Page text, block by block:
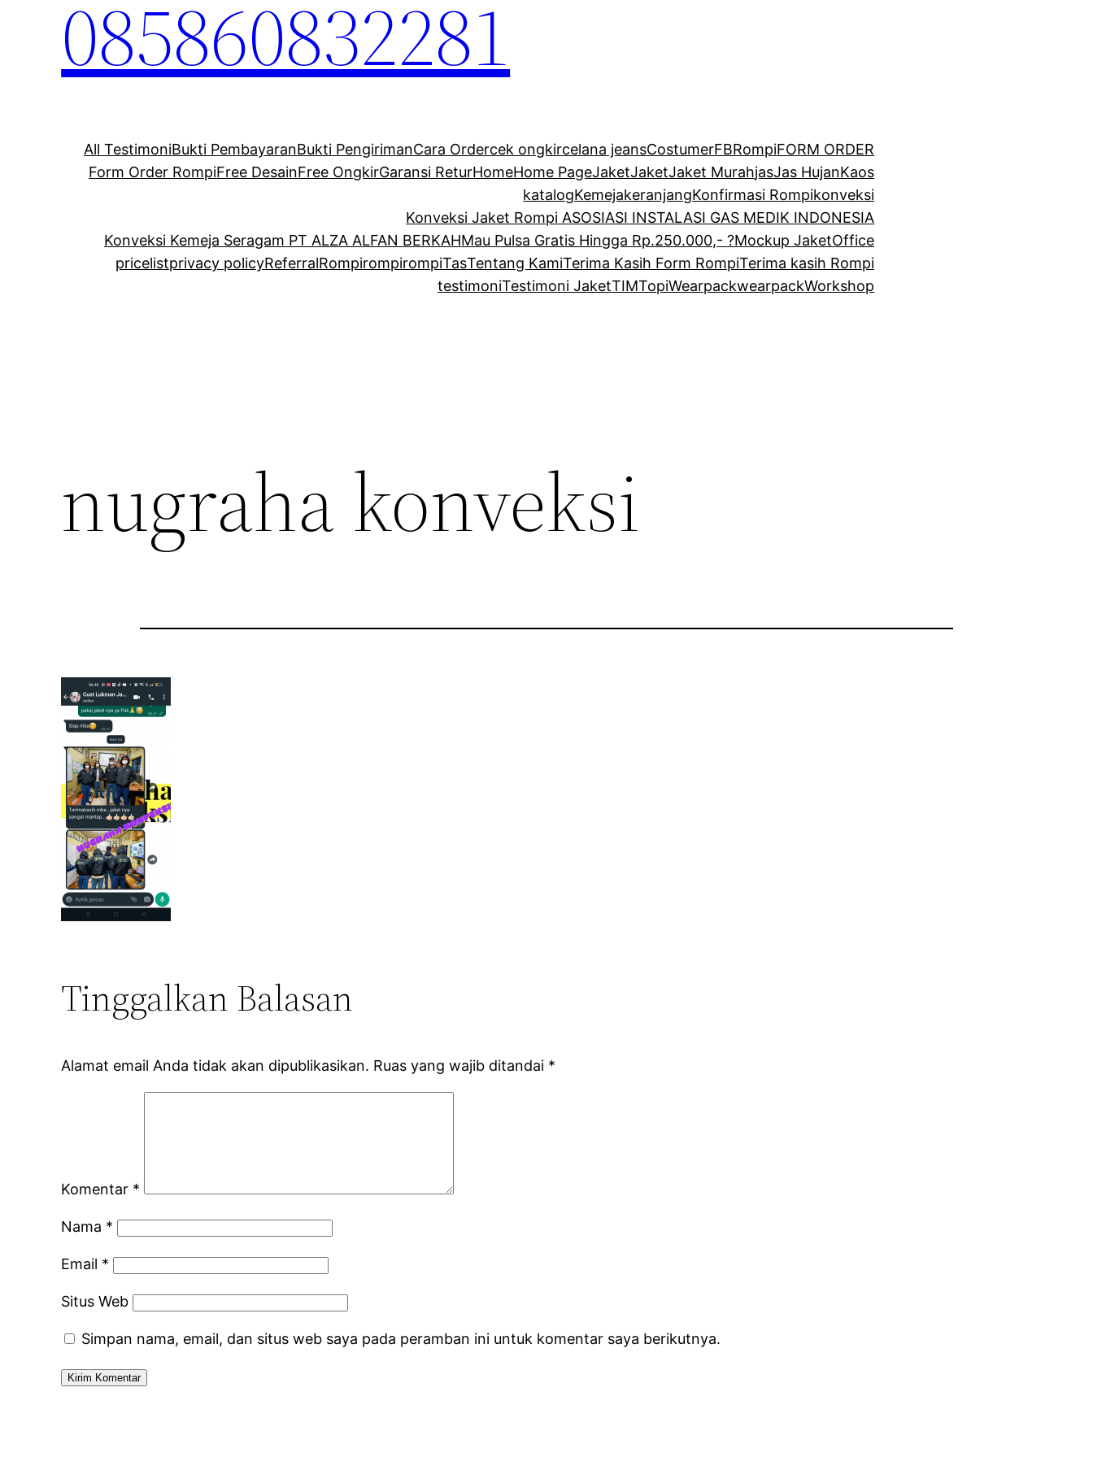
085860832281
All TestimoniBukti PembayaranBukti PengirimanCara Ordercek ongkircelana jeansCostumerFBRompiFORM ORDER
Form Order RompiFree DesainFree OngkirGaransi ReturHomeHome PageJaketJaketJaket MurahjasJas HujanKaos
katalogKemejakeranjangKonfirmasi Rompikonveksi
Konveksi Jaket Rompi ASOSIASI INSTALASI GAS MEDIK INDONESIA
Konveksi Kemeja Seragam PT ALZA ALFAN BERKAHMau Pulsa Gratis Hingga Rp.250.000,- ?Mockup JaketOffice
pricelistprivacy policyReferralRompirompirompiTasTentang KamiTerima Kasih Form RompiTerima kasih Rompi
testimoniTestimoni JaketTIMTopiWearpackwearpackWorkshop
nugraha konveksi
Tinggalkan Balasan
Alamat email Anda tidak akan dipublikasikan. Ruas yang wajib ditandai *
Komentar *
Nama *
Email *
Situs Web
Simpan nama, email, dan situs web saya pada peramban ini untuk komentar saya berikutnya.